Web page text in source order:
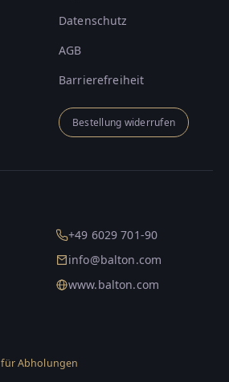
Datenschutz
AGB
Barrierefreiheit
Bestellung widerrufen
+49 6029 701-90
info@balton.com
www.balton.com
für Abholungen